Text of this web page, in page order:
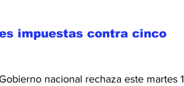
impuestas contra cinco
nacional rechaza este martes